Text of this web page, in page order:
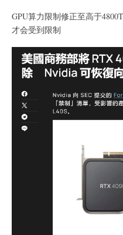
GPU算力限制修正至高于
才会受到限制